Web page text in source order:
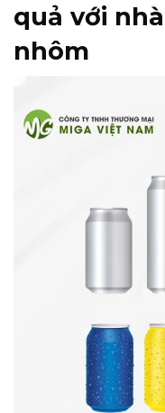
quả với
nhôm